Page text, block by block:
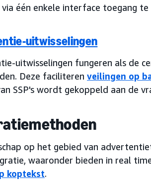
via één enkele interface toegang
uitwisselingen
uitwisselingen fungeren als de
Deze faciliteren veilingen op
SSP's wordt gekoppeld aan de
op het gebied van
waaronder bieden in real
koptekst.